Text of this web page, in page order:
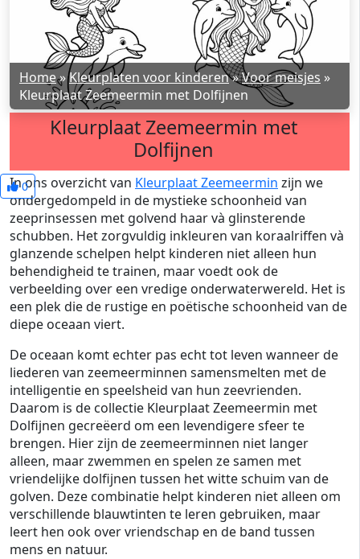
Home»Kleurplaten voor kinderen»Voor meisjes »
Kleurplaat Zeemeermin met Dolfijnen
Kleurplaat Zeemeermin met
Dolfijnen
0
In ons overzicht van Kleurplaat Zeemeermin zijn we
ondergedompeld in de mystieke schoonheid van
zeeprinsessen met golvend haar và glinsterende
schubben. Het zorgvuldig inkleuren van koraalriffen và
glanzende schelpen helpt kinderen niet alleen hun
behendigheid te trainen, maar voedt ook de
verbeelding over een vredige onderwaterwereld. Het is
een plek die de rustige en poëtische schoonheid van de
diepe oceaan viert.
De oceaan komt echter pas echt tot leven wanneer de
liederen van zeemeerminnen samensmelten met de
intelligentie en speelsheid van hun zeevrienden.
Daarom is de collectie Kleurplaat Zeemeermin met
Dolfijnen gecreëerd om een levendigere sfeer te
brengen. Hier zijn de zeemeerminnen niet langer
alleen, maar zwemmen en spelen ze samen met
vriendelijke dolfijnen tussen het witte schuim van de
golven. Deze combinatie helpt kinderen niet alleen om
verschillende blauwtinten te leren gebruiken, maar
leert hen ook over vriendschap en de band tussen
mens en natuur.